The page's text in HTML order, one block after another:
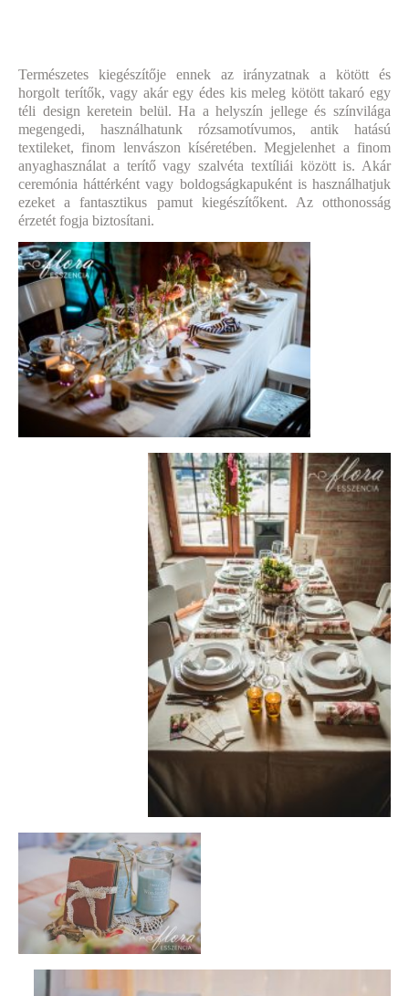
Természetes kiegészítője ennek az irányzatnak a kötött és
horgolt terítők, vagy akár egy édes kis meleg kötött takaró egy
téli design keretein belül. Ha a helyszín jellege és színvilága
megengedi, használhatunk rózsamotívumos, antik hatású
textileket, finom lenvászon kíséretében. Megjelenhet a finom
anyaghasználat a terítő vagy szalvéta textíliái között is. Akár
ceremónia háttérként vagy boldogságkapuként is használhatjuk
ezeket a fantasztikus pamut kiegészítőkent. Az otthonosság
érzetét fogja biztosítani.